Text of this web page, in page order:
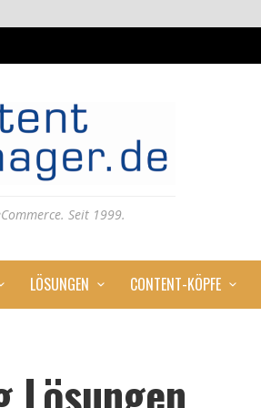
Seit 1999.
LÖSUNGEN CONTENT-KÖPFE
Lösungen